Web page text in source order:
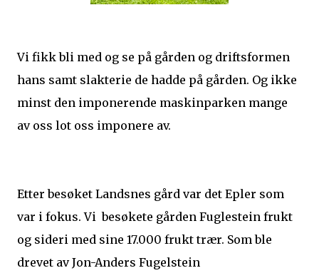
Vi fikk bli med og se på gården og driftsformen
hans samt slakterie de hadde på gården. Og ikke
minst den imponerende maskinparken mange
av oss lot oss imponere av.
Etter besøket Landsnes gård var det Epler som
var i fokus. Vi besøkete gården Fuglestein frukt
og sideri med sine 17.000 frukt trær. Som ble
drevet av Jon-Anders Fugelstein